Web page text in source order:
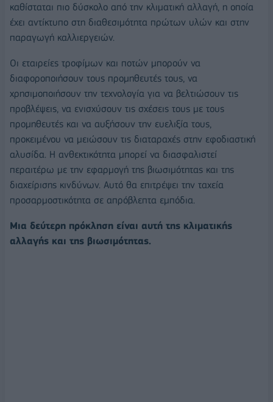
καθίσταται πιο δύσκολο από την κλιματική αλλαγή, η οποία
έχει αντίκτυπο στη διαθεσιμότητα πρώτων υλών και στην
παραγωγή καλλιεργειών.
Οι εταιρείες τροφίμων και ποτών μπορούν να
διαφοροποιήσουν τους προμηθευτές τους, να
χρησιμοποιήσουν την τεχνολογία για να βελτιώσουν τις
προβλέψεις, να ενισχύσουν τις σχέσεις τους με τους
προμηθευτές και να αυξήσουν την ευελιξία τους,
προκειμένου να μειώσουν τις διαταραχές στην εφοδιαστική
αλυσίδα. Η ανθεκτικότητα μπορεί να διασφαλιστεί
περαιτέρω με την εφαρμογή της βιωσιμότητας και της
διαχείρισης κινδύνων. Αυτό θα επιτρέψει την ταχεία
προσαρμοστικότητα σε απρόβλεπτα εμπόδια.
Μια δεύτερη πρόκληση είναι αυτή της κλιματικής
αλλαγής και της βιωσιμότητας.